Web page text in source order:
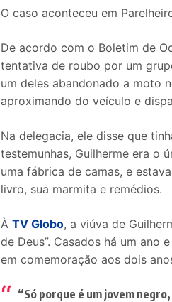
O caso aconteceu em
De acordo com o Boletim de
tentativa de roubo por um
um deles abandonado a moto
aproximando do veículo e
Na delegacia, ele disse que
testemunhas, Guilherme era o
uma fábrica de camas, e
livro, sua marmita e remédios.
À TV Globo, a viúva de
de Deus”. Casados há um ano
em comemoração aos dois
“Só porque é um jovem